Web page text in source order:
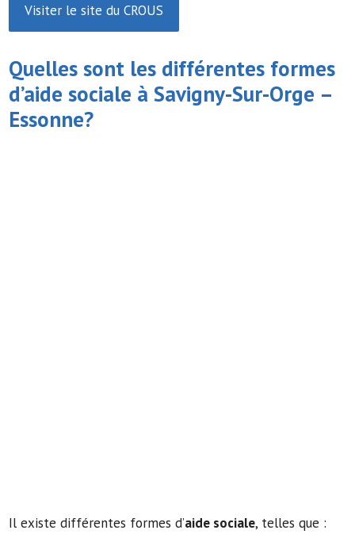
Visiter le site du CROUS
Quelles sont les différentes formes
d’aide sociale à Savigny-Sur-Orge –
Essonne?
Il existe différentes formes d’aide sociale, telles que :